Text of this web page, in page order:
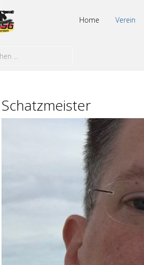
Home Verein
Schatzmeister